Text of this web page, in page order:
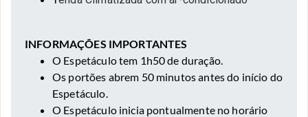
INFORMAÇÕES IMPORTANTES
O Espetáculo tem 1h50 de duração.
Os portões abrem 50 minutos antes do início do
Espetáculo.
O Espetáculo inicia pontualmente no horário